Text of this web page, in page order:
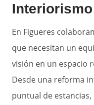
En Figueres
que necesitan un
visión en un espacio
Desde una reforma
puntual de